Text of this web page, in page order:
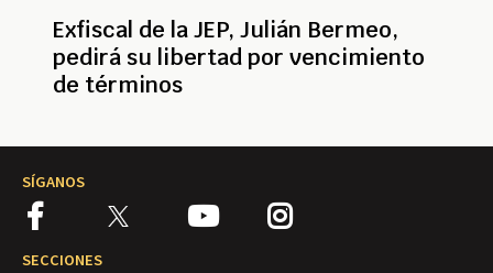
Exfiscal de la JEP, Julián Bermeo,
pedirá su libertad por vencimiento
de términos
SÍGANOS
SECCIONES